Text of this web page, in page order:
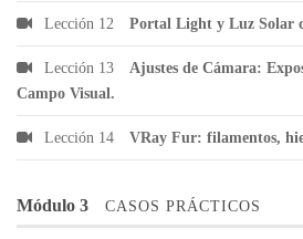
Lección 12 Portal Light y Luz Solar
Lección 13
Ajustes de Cámara:
Campo Visual.
Lección 14 VRay Fur: filamentos,
Módulo 3 CASOS PRÁCTICOS